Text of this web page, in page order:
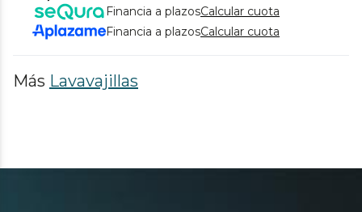
Financia a plazosCalcular cuota
Financia a plazosCalcular cuota
Más Lavavajillas